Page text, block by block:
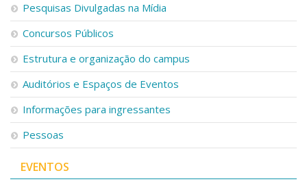
Apoio ao Estudante
Segurança, Trânsito e Prevenção
RH, Administrativo e Financeiro
Outros serviços
Comunicação
Assessorias e Mídias
Aplicativos e Sites
Jornal da USP
Agenda de Eventos
Defesa de Teses
Pesquisas Divulgadas na Mídia
Concursos Públicos
Estrutura e organização do campus
Auditórios e Espaços de Eventos
Informações para ingressantes
Pessoas
EVENTOS